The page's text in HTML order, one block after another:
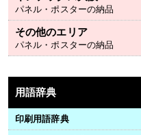
パネル・ポスターの納品
その他のエリア
パネル・ポスターの納品
用語辞典
印刷用語辞典